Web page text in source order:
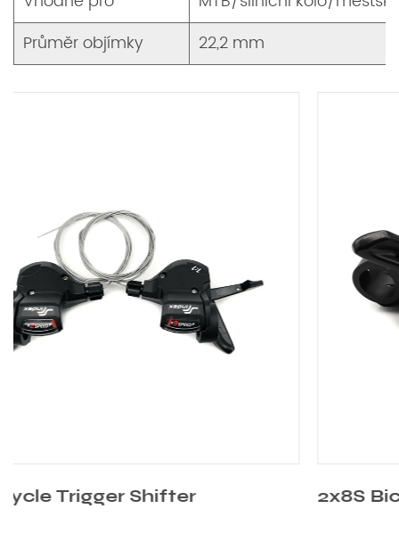
Průměr objímky
22,2 mm
2x8S Bicycle Trigger Shifter